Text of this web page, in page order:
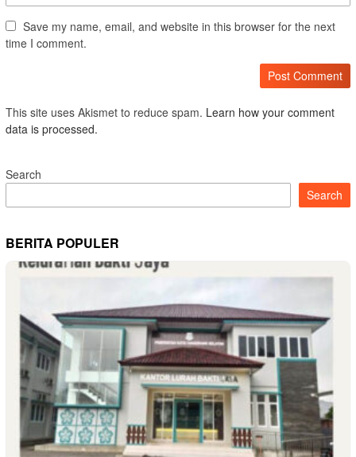
Save my name, email, and website in this browser for the next
time I comment.
This site uses Akismet to reduce spam. Learn how your comment
data is processed.
Search
Search
BERITA POPULER